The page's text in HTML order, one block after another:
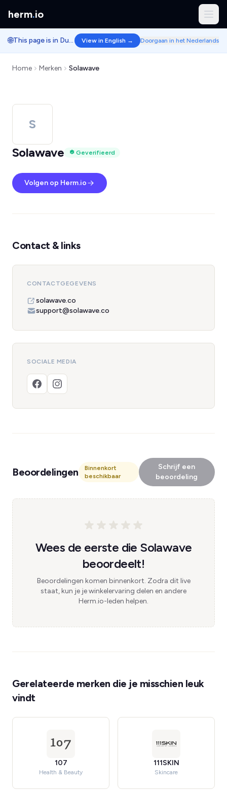
herm.io
🌐 This page is in Dutch. View in English → Doorgaan in het Nederlands
Home Merken Solawave
S
Solawave
Geverifieerd
Volgen op Herm.io
Contact & links
CONTACTGEGEVENS
solawave.co
support@solawave.co
SOCIALE MEDIA
Beoordelingen
Binnenkort
beschikbaar
Schrijf een
beoordeling
Wees de eerste die Solawave
beoordeelt!
Beoordelingen komen binnenkort. Zodra dit live
staat, kun je je winkelervaring delen en andere
Herm.io-leden helpen.
Gerelateerde merken die je misschien leuk
vindt
107
Health & Beauty
111SKIN
Skincare